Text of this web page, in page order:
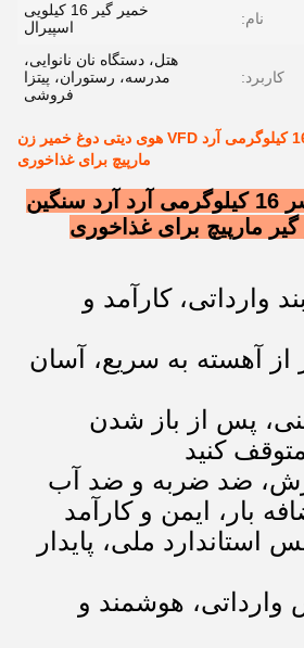
نام:
خمیر گیر 16 کیلویی
اسپیرال
کاربرد:
هتل، دستگاه نان نانوایی،
مدرسه، رستوران، پیتزا
فروشی
دستگاه خمیر میکسر 16 کیلوگرمی آرد VFD هوی دیتی دوغ خمیر زن
مارپیچ برای غذاخوری
دستگاه خمیر میکسر 16 کیلوگرمی آرد آرد سنگین
وارداتی، کارآمد و
از آهسته به سریع، آسان
پس از باز شدن
کنید
استاندارد ملی، پایدار
وارداتی، هوشمند و